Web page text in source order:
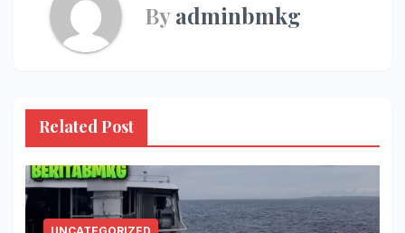
Byadminbmkg
Related Post